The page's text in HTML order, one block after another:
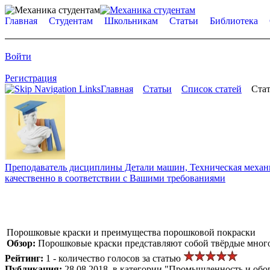
Главная Студентам Школьникам Статьи Библиотека
Войти
Регистрация
Главная
Статьи Список статей
Преподаватель дисциплины Детали машин, Техническая
качественно в соответствии с Вашими требованиями
Порошковые краски и преимущества порошковой покраски
Обзор: Порошковые краски представляют собой твёрдые
Рейтинг: 1 - количество голосов за статью